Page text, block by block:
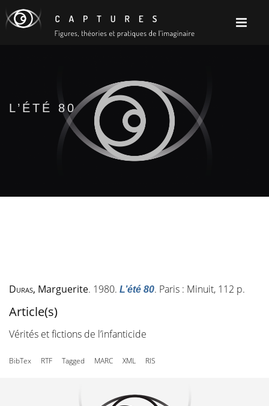
L’ÉTÉ 80
Duras, Marguerite. 1980. L’été 80. Paris : Minuit, 112 p.
Article(s)
Vérités et fictions de l’infanticide
BibTex RTF Tagged MARC XML RIS